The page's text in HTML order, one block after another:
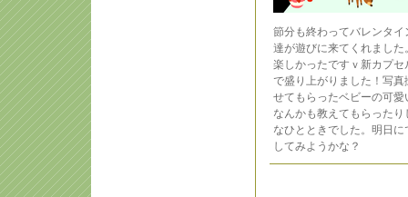
節分も終わってバレンタ
達が遊びに来てくれまし
楽しかったですｖ新カプ
で盛り上がりました！写
せてもらったベビーの可
なんかも教えてもらった
なひとときでした。明日
してみようかな？